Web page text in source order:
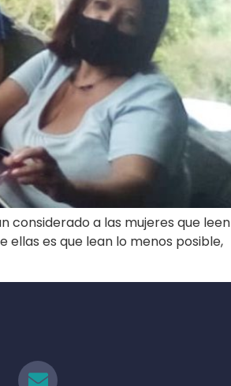
considerado a las mujeres que leen
es que lean lo menos posible,